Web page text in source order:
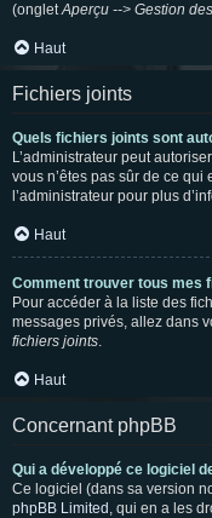
(ongletAperçu --> Gestion
Haut
Fichiers joints
Quels fichiers joints sont
L’administrateur peut
vous n’êtes pas sûr de ce qui
l’administrateur pour plus
Haut
Comment trouver tous mes
Pour accéder à la liste des
messages privés, allez dans
fichiers joints.
Haut
Concernant phpBB
Qui a développé ce logiciel
Ce logiciel (dans sa version
phpBB Limited , qui en a les